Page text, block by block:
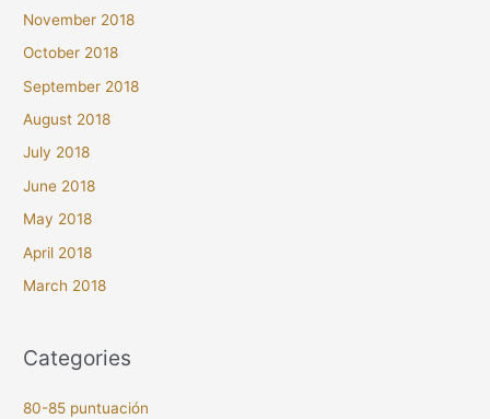
November 2018
October 2018
September 2018
August 2018
July 2018
June 2018
May 2018
April 2018
March 2018
Categories
80-85 puntuación